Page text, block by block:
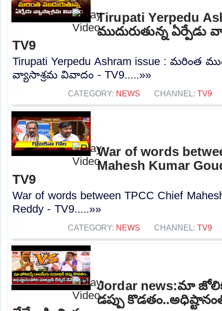
Tirupati Yerpedu
ముదురుతున్న
TV9
Tirupati Yerpedu Ashram issue : మరింత
వ్యాసాశ్రమ వివాదం - TV9.....»»
CATEGORY: NEWS CHANNEL: TV9
War of words
Mahesh Kumar
TV9
War of words between TPCC Chief
Reddy - TV9.....»»
CATEGORY: NEWS CHANNEL: TV9
Jordar news:మా
డప్పు